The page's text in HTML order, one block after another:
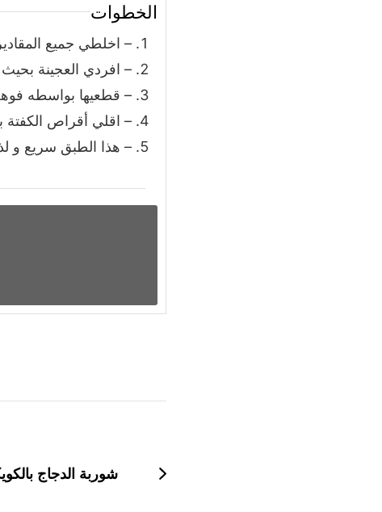
الخطوات
– اخلطي جميع
– افردي العجينة
– قطعيها بواسطه
– اقلي أقراص الكفتة
– هذا الطبق سريع و
التدوينات
شوربة الدجاج